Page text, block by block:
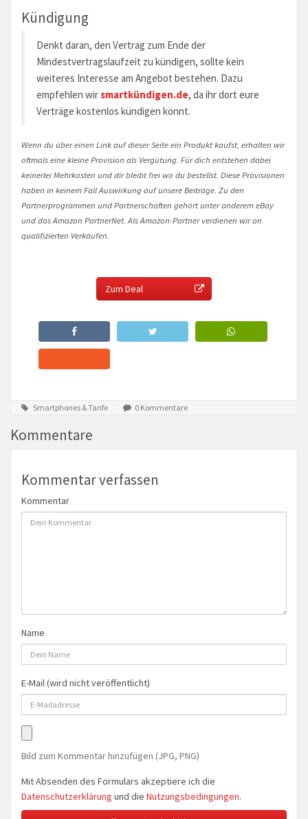
Kündigung
Denkt daran, den Vertrag zum Ende der
Mindestvertragslaufzeit zu kündigen, sollte kein
weiteres Interesse am Angebot bestehen. Dazu
empfehlen wirsmartkündigen.de, da ihr dort eure
Verträge kostenlos kündigen könnt.
Wenn du über einen Link auf dieser Seite ein Produkt kaufst, erhalten wir
oftmals eine kleine Provision als Vergütung. Für dich entstehen dabei
keinerlei Mehrkosten und dir bleibt frei wo du bestellst. Diese Provisionen
haben in keinem Fall Auswirkung auf unsere Beiträge. Zu den
Partnerprogrammen und Partnerschaften gehört unter anderem eBay
und das Amazon PartnerNet. Als Amazon-Partner verdienen wir an
qualifizierten Verkäufen.
Zum Deal
Smartphones & Tarife 0 Kommentare
Kommentare
Kommentar verfassen
Kommentar
Name
E-Mail (wird nicht veröffentlicht)
Bild zum Kommentar hinzufügen (JPG, PNG)
Mit Absenden des Formulars akzeptiere ich die
Datenschutzerklärung und die Nutzungsbedingungen.